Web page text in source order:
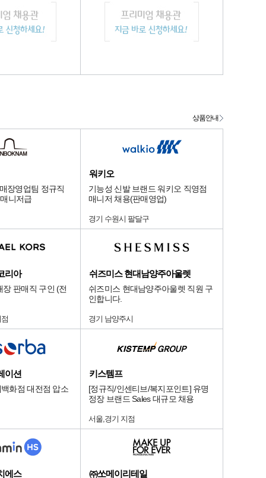
장영업팀 정규직
니저급
워키오
기능성 신발 브랜드 워키오 직영점
매니저 채용(판매영업)
경기 수원시 팔달구
리아
판매직 구인 (전
쉬즈미스 현대남양주아울렛
쉬즈미스 현대남양주아울렛 직원 구
인합니다.
경기 남양주시
이션
화점 대전점 압소
키스템프
[정규직/인센티브/복지포인트] 유명
정장 브랜드 Sales 대규모 채용
서울,경기 지점
에스 ㈜쏘메이리테일
상품안내